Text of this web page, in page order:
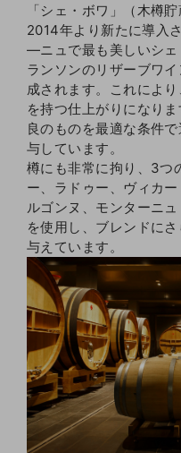
「シェ・ボワ」（木樽貯
2014年より新たに導入
―ニュで最も美しいシェ
ランソンのリザーブワ
成されます。これによ
を持つ仕上がりになり
良のものを最適な条件
与しています。
樽にも非常に拘り、3つ
ー、ラドゥー、ヴィカ
ルゴンヌ、モンターニ
を使用し、ブレンドに
与えています。